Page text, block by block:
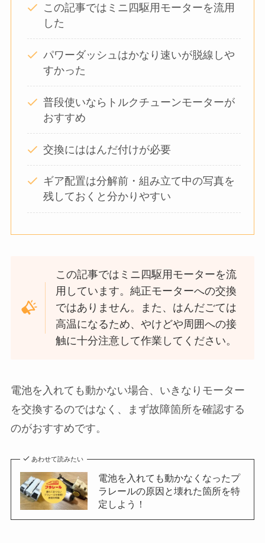
この記事ではミニ四駆用モーターを流用
した
パワーダッシュはかなり速いが脱線しや
すかった
普段使いならトルクチューンモーターが
おすすめ
交換にははんだ付けが必要
ギア配置は分解前・組み立て中の写真を
残しておくと分かりやすい
この記事ではミニ四駆用モーターを流
用しています。純正モーターへの交換
ではありません。また、はんだごては
高温になるため、やけどや周囲への接
触に十分注意して作業してください。
電池を入れても動かない場合、いきなりモーター
を交換するのではなく、まず故障箇所を確認する
のがおすすめです。
あわせて読みたい
電池を入れても動かなくなったプ
ラレールの原因と壊れた箇所を特
定しよう！